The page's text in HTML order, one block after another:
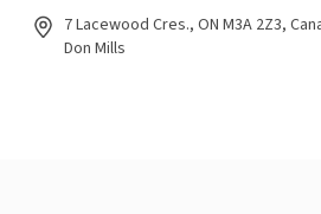
7 Lacewood Cres., ON M3A 2Z3,
Don Mills